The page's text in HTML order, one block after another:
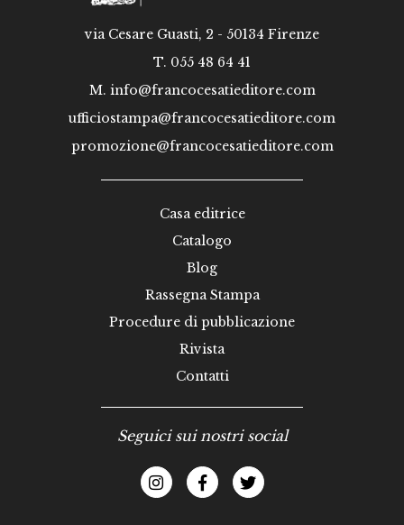
via Cesare Guasti, 2 - 50134 Firenze
T. 055 48 64 41
M. info@francocesatieditore.com
ufficiostampa@francocesatieditore.com
promozione@francocesatieditore.com
Casa editrice
Catalogo
Blog
Rassegna Stampa
Procedure di pubblicazione
Rivista
Contatti
Seguici sui nostri social